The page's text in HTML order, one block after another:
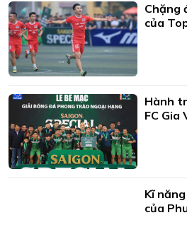
Chặng
của
Hành
FC Gia
Kĩ
của